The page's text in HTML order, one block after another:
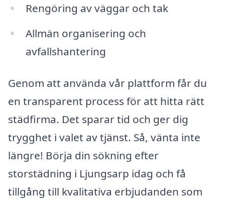
Rengöring av väggar och tak
Allmän organisering och
avfallshantering
Genom att använda vår plattform får du
en transparent process för att hitta rätt
städfirma. Det sparar tid och ger dig
trygghet i valet av tjänst. Så, vänta inte
längre! Börja din sökning efter
storstädning i Ljungsarp idag och få
tillgång till kvalitativa erbjudanden som